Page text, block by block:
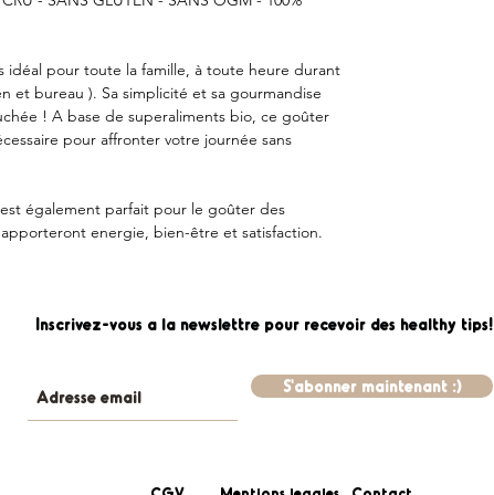
idéal pour toute la famille, à toute heure durant
et bureau ). Sa simplicité et sa gourmandise
! A base de superaliments bio, ce goûter
pour affronter votre journée sans
également parfait pour le goûter des
apporteront energie, bien-être et satisfaction.
Inscrivez-vous a la newslettre pour recevoir des healthy tips!
S'abonner maintenant :)